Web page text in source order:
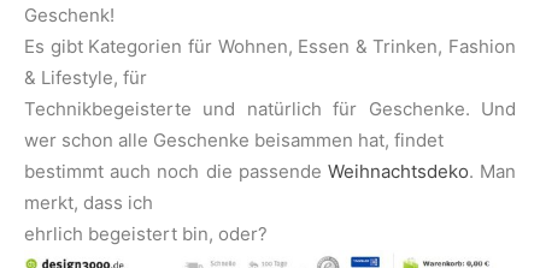
Geschenk!
Es gibt Kategorien für Wohnen, Essen & Trinken, Fashion
& Lifestyle, für
Technikbegeisterte und natürlich für Geschenke. Und
wer schon alle Geschenke beisammen hat, findet
bestimmt auch noch die passende Weihnachtsdeko. Man
merkt, dass ich
ehrlich begeistert bin, oder?